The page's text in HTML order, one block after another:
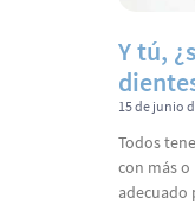
Y tú,
15 de junio
Todos
con más
adecuado